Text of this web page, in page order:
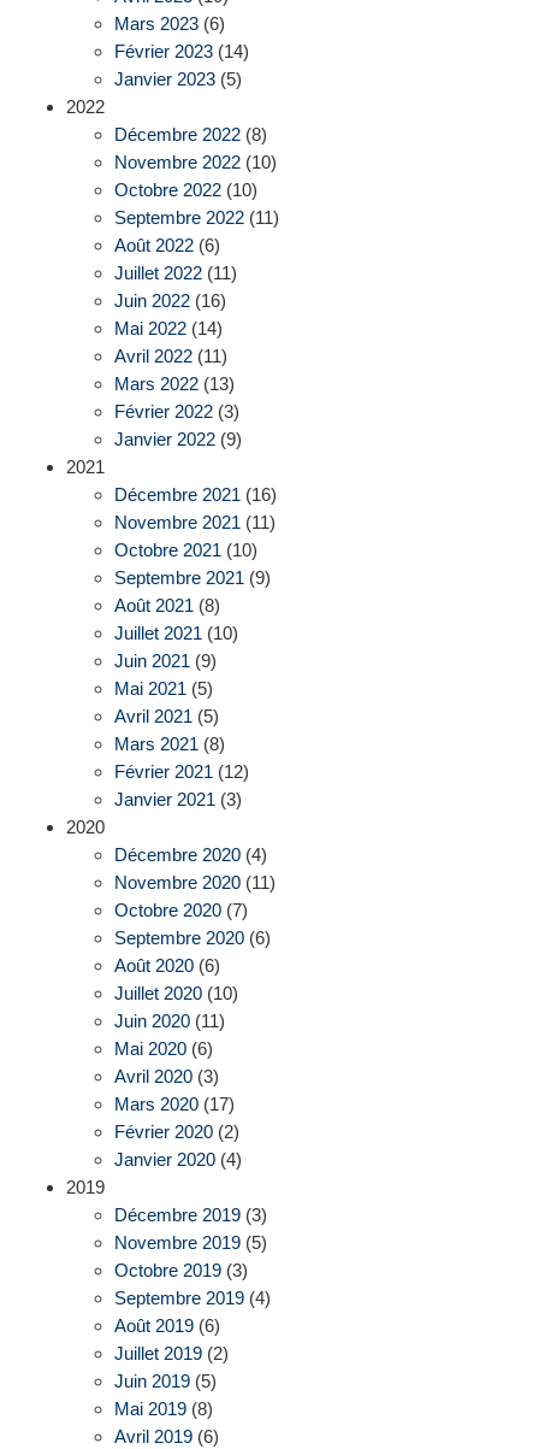
Mars 2023 (6)
Février 2023 (14)
Janvier 2023 (5)
2022
Décembre 2022 (8)
Novembre 2022 (10)
Octobre 2022 (10)
Septembre 2022 (11)
Août 2022 (6)
Juillet 2022 (11)
Juin 2022 (16)
Mai 2022 (14)
Avril 2022 (11)
Mars 2022 (13)
Février 2022 (3)
Janvier 2022 (9)
2021
Décembre 2021 (16)
Novembre 2021 (11)
Octobre 2021 (10)
Septembre 2021 (9)
Août 2021 (8)
Juillet 2021 (10)
Juin 2021 (9)
Mai 2021 (5)
Avril 2021 (5)
Mars 2021 (8)
Février 2021 (12)
Janvier 2021 (3)
2020
Décembre 2020 (4)
Novembre 2020 (11)
Octobre 2020 (7)
Septembre 2020 (6)
Août 2020 (6)
Juillet 2020 (10)
Juin 2020 (11)
Mai 2020 (6)
Avril 2020 (3)
Mars 2020 (17)
Février 2020 (2)
Janvier 2020 (4)
2019
Décembre 2019 (3)
Novembre 2019 (5)
Octobre 2019 (3)
Septembre 2019 (4)
Août 2019 (6)
Juillet 2019 (2)
Juin 2019 (5)
Mai 2019 (8)
Avril 2019 (6)